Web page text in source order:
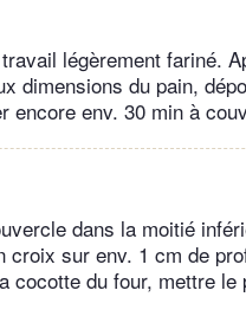
légèrement fariné.
dimensions du pain,
encore env. 30 min à
dans la moitié
croix sur env. 1 cm de
cocotte du four, mettre